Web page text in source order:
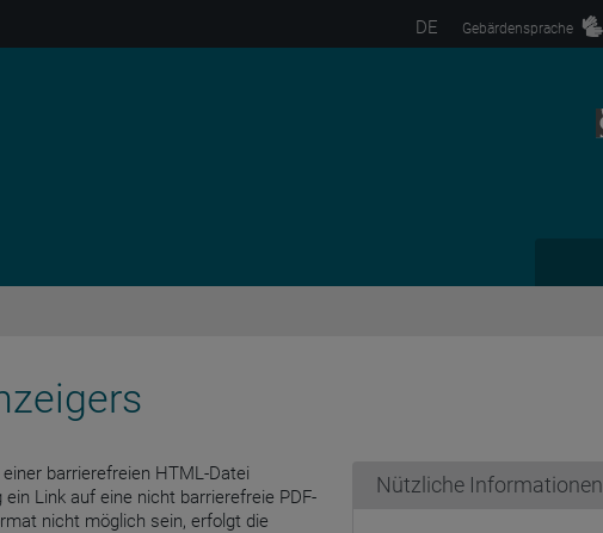
DE Gebärdensprache
barrierefreien HTML-Datei
Link auf eine nicht barrierefreie PDF-
nicht möglich sein, erfolgt die
Nützliche Informationen